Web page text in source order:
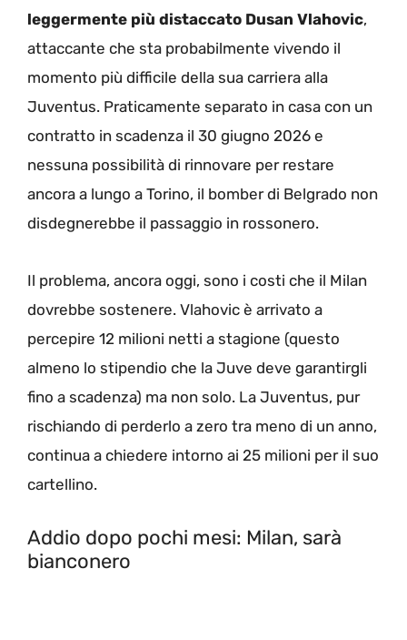
leggermente più distaccato Dusan Vlahovic,
attaccante che sta probabilmente vivendo il
momento più difficile della sua carriera alla
Juventus. Praticamente separato in casa con un
contratto in scadenza il 30 giugno 2026 e
nessuna possibilità di rinnovare per restare
ancora a lungo a Torino, il bomber di Belgrado non
disdegnerebbe il passaggio in rossonero.
Il problema, ancora oggi, sono i costi che il Milan
dovrebbe sostenere. Vlahovic è arrivato a
percepire 12 milioni netti a stagione (questo
almeno lo stipendio che la Juve deve garantirgli
fino a scadenza) ma non solo. La Juventus, pur
rischiando di perderlo a zero tra meno di un anno,
continua a chiedere intorno ai 25 milioni per il suo
cartellino.
Addio dopo pochi mesi: Milan, sarà
bianconero